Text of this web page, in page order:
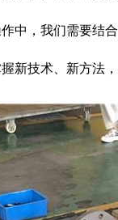
中，我们需要结
新技术、新方法